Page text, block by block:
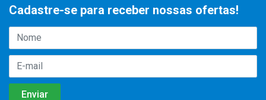
Cadastre-se para receber nossas ofertas!